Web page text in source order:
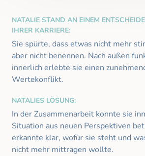
NATALIE STAND AN EINEM
IHRER KARRIERE:
Sie spürte, dass etwas nicht mehr
aber nicht benennen. Nach außen
innerlich erlebte sie einen
Wertekonflikt.
NATALIES LÖSUNG:
In der Zusammenarbeit konnte sie
Situation aus neuen Perspektiven
erkannte klar, wofür sie steht und
nicht mehr mittragen wollte.